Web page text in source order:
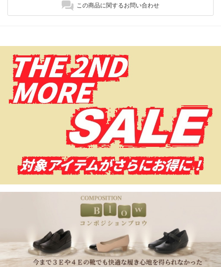
この商品に関するお問い合わせ